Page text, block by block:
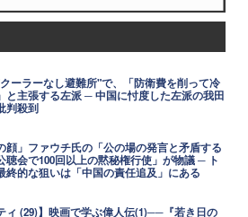
クーラーなし避難所"で、「防衛費を削って冷
と主張する左派 ─ 中国に忖度した左派の我田
判殺到
顔」ファウチ氏の「公の場の発言と矛盾する
聴会で100回以上の黙秘権行使」が物議 ─ ト
終的な狙いは「中国の責任追及」にある
ィ (29)】映画で学ぶ偉人伝(1)──『若き日の